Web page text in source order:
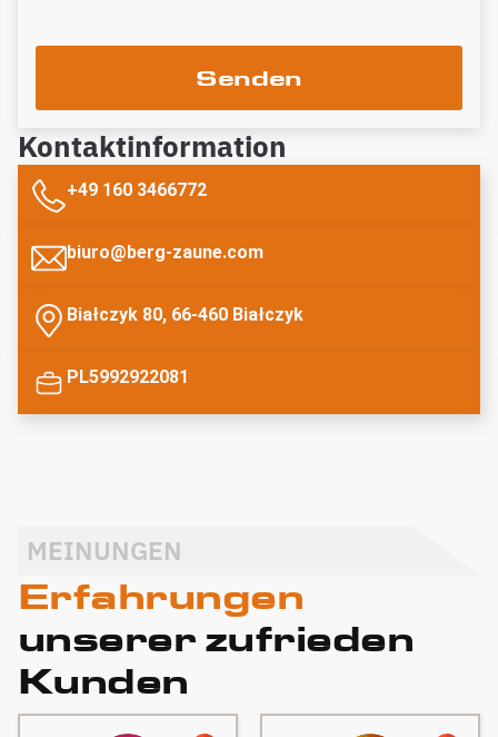
Senden
Kontaktinformation
+49 160 3466772
biuro@berg-zaune.com
Białczyk 80, 66-460 Białczyk
PL5992922081
Erfahrungen
unserer zufrieden
Kunden
MEINUNGEN